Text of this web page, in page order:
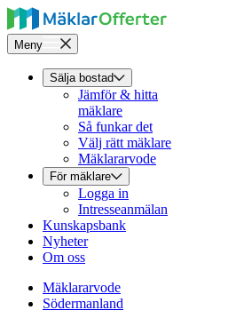
Meny
Sälja bostad
Jämför & hitta
mäklare
Så funkar det
Välj rätt mäklare
Mäklararvode
För mäklare
Logga in
Intresseanmälan
Kunskapsbank
Nyheter
Om oss
Mäklararvode
Södermanland